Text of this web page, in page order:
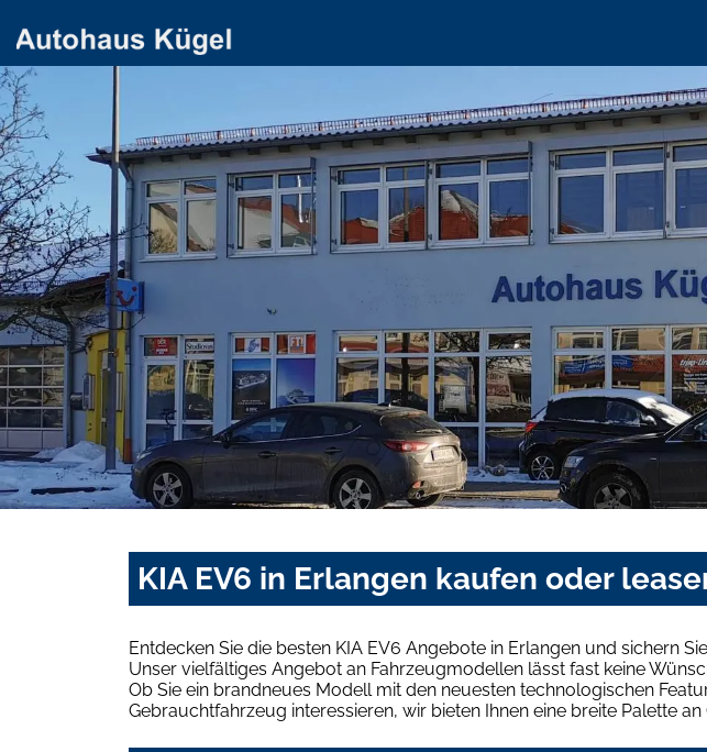
KIA EV6 in Erlangen kaufen oder
Entdecken Sie die besten KIA EV6 Angebote in Erlangen und sichern
Unser vielfältiges Angebot an Fahrzeugmodellen lässt fast keine
Ob Sie ein brandneues Modell mit den neuesten technologischen
Gebrauchtfahrzeug interessieren, wir bieten Ihnen eine breite Palette an